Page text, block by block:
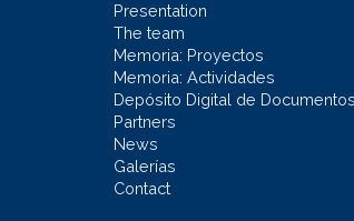
Presentation
The team
Memoria: Proyectos
Memoria: Actividades
Depósito Digital de
Partners
News
Galerías
Contact